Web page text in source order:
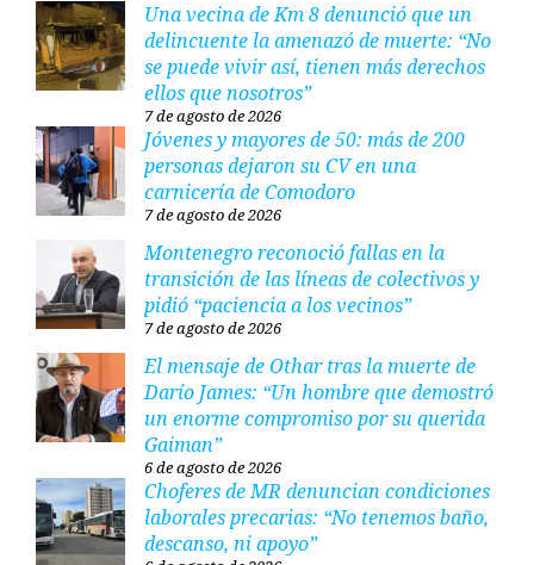
Una vecina de Km 8 denunció que un
delincuente la amenazó de muerte: “No
se puede vivir así, tienen más derechos
ellos que nosotros”
7 de agosto de 2026
Jóvenes y mayores de 50: más de 200
personas dejaron su CV en una
carnicería de Comodoro
7 de agosto de 2026
Montenegro reconoció fallas en la
transición de las líneas de colectivos y
pidió “paciencia a los vecinos”
7 de agosto de 2026
El mensaje de Othar tras la muerte de
Darío James: “Un hombre que demostró
un enorme compromiso por su querida
Gaiman”
6 de agosto de 2026
Choferes de MR denuncian condiciones
laborales precarias: “No tenemos baño,
descanso, ni apoyo”